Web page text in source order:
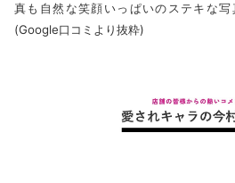
真も自然な笑顔いっぱいのステキな写
(Google口コミより抜粋)